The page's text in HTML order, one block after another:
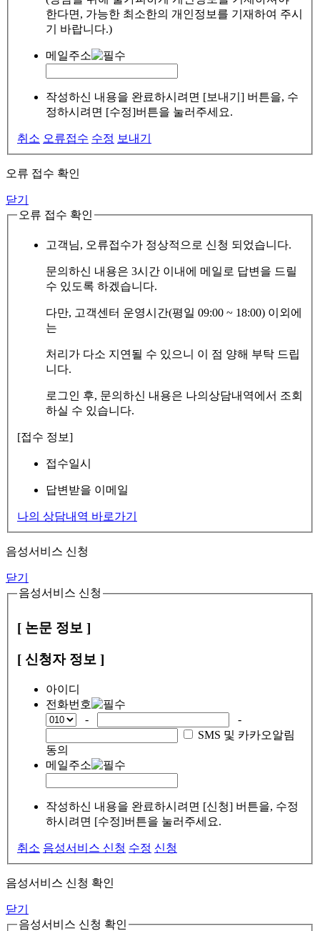
한다면, 가능한 최소한의 개인정보를 기재하여 주시
기 바랍니다.)
메일주소
작성하신 내용을 완료하시려면 [보내기] 버튼을, 수
정하시려면 [수정]버튼을 눌러주세요.
취소 오류접수 수정 보내기
오류 접수 확인
닫기
오류 접수 확인
고객님, 오류접수가 정상적으로 신청 되었습니다.
문의하신 내용은 3시간 이내에 메일로 답변을 드릴
수 있도록 하겠습니다.
다만, 고객센터 운영시간(평일 09:00 ~ 18:00) 이외에
는
처리가 다소 지연될 수 있으니 이 점 양해 부탁 드립
니다.
로그인 후, 문의하신 내용은 나의상담내역에서 조회
하실 수 있습니다.
[접수 정보]
접수일시
답변받을 이메일
나의 상담내역 바로가기
음성서비스 신청
닫기
음성서비스 신청
[ 논문 정보 ]
[ 신청자 정보 ]
아이디
전화번호
-
-
SMS 및 카카오알림
동의
메일주소
작성하신 내용을 완료하시려면 [신청] 버튼을, 수정
하시려면 [수정]버튼을 눌러주세요.
취소 음성서비스 신청 수정 신청
음성서비스 신청 확인
닫기
음성서비스 신청 확인